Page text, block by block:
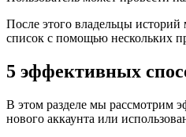
После этого владельцы
список с помощью нескольких
5 эффективных
В этом разделе мы рассмотрим
нового аккаунта или